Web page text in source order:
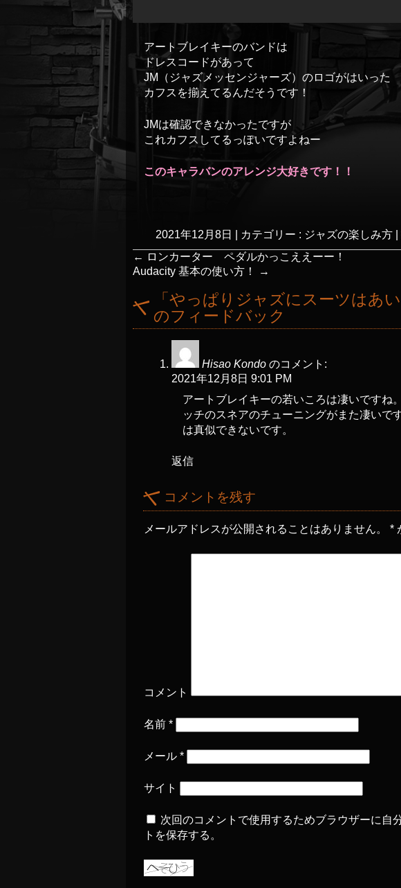
アートブレイキーのバンドは
ドレスコードがあって
JM（ジャズメッセンジャーズ）のロゴがはいった
カフスを揃えてるんだそうです！
JMは確認できなかったですが
これカフスしてるっぽいですよねー
このキャラバンのアレンジ大好きです！！
2021年12月8日 カテゴリー : ジャズの楽しみ方
← ロンカーター ペダルかっこええーー！
Audacity 基本の使い方！
→
「やっぱりジャズにスーツはあい
のフィードバック
Hisao Kondo のコメント:
2021年12月8日 9:01 PM
アートブレイキーの若いころは凄いですね
ッチのスネアのチューニングがまた凄いで
は真似できないです。
返信
コメントを残す
メールアドレスが公開されることはありません。 *
コメント
名前 *
メール *
サイト
次回のコメントで使用するためブラウザーに自
トを保存する。